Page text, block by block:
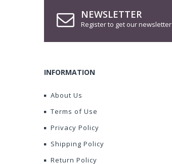
NEWSLETTER
Register to get our newsletter
INFORMATION
About Us
Terms of Use
Privacy Policy
Shipping Policy
Return Policy